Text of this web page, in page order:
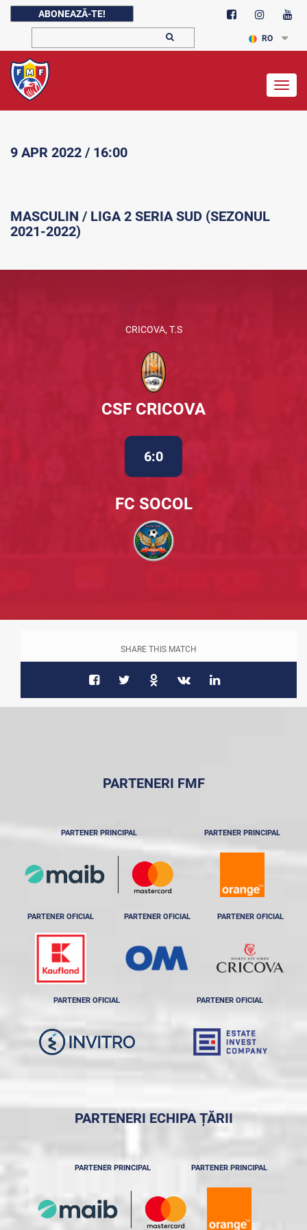
ABONEAZĂ-TE!
RO
9 APR 2022 / 16:00
MASCULIN / LIGA 2 SERIA SUD (SEZONUL
2021-2022)
CRICOVA, T.S
CSF CRICOVA
6:0
FC SOCOL
SHARE THIS MATCH
PARTENERI FMF
PARTENER PRINCIPAL PARTENER PRINCIPAL
PARTENER OFICIAL PARTENER OFICIAL PARTENER OFICIAL
PARTENER OFICIAL PARTENER OFICIAL
PARTENERI ECHIPA ȚĂRII
PARTENER PRINCIPAL PARTENER PRINCIPAL